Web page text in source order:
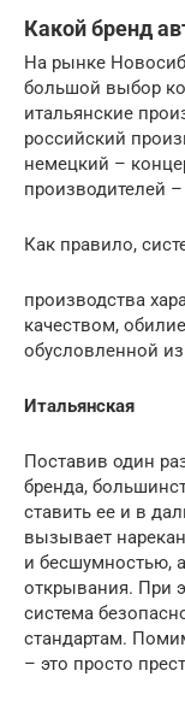
Какой бренд
На рынке
большой выбор
итальянские
российский
немецкий –
производителей
Как правило,
производства
качеством,
обусловленной
Итальянская
Поставив один
бренда,
ставить ее и в
вызывает
и бесшумностью,
открывания. При
система
стандартам.
– это просто